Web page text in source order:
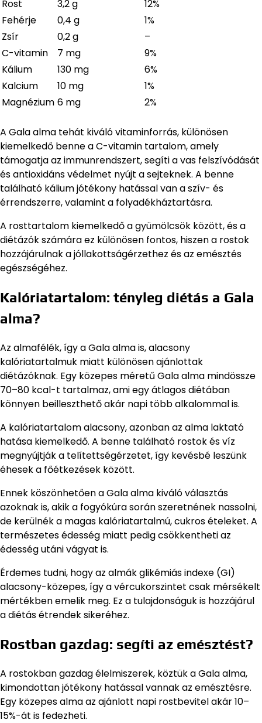
Rost 3,2 g
12%
Fehérje
0,4 g
1%
Zsír
0,2 g
–
C-vitamin
7 mg
9%
Kálium
130 mg
6%
Kalcium
10 mg
1%
Magnézium 6 mg 2%
A Gala alma tehát kiváló vitaminforrás, különösen
kiemelkedő benne a C-vitamin tartalom, amely
támogatja az immunrendszert, segíti a vas felszívódását
és antioxidáns védelmet nyújt a sejteknek. A benne
található kálium jótékony hatással van a szív- és
érrendszerre, valamint a folyadékháztartásra.
A rosttartalom kiemelkedő a gyümölcsök között, és a
diétázók számára ez különösen fontos, hiszen a rostok
hozzájárulnak a jóllakottságérzethez és az emésztés
egészségéhez.
Kalóriatartalom: tényleg diétás a Gala
alma?
Az almafélék, így a Gala alma is, alacsony
kalóriatartalmuk miatt különösen ajánlottak
diétázóknak. Egy közepes méretű Gala alma mindössze
70–80 kcal-t tartalmaz, ami egy átlagos diétában
könnyen beilleszthető akár napi több alkalommal is.
A kalóriatartalom alacsony, azonban az alma laktató
hatása kiemelkedő. A benne található rostok és víz
megnyújtják a telítettségérzetet, így kevésbé leszünk
éhesek a főétkezések között.
Ennek köszönhetően a Gala alma kiváló választás
azoknak is, akik a fogyókúra során szeretnének nassolni,
de kerülnék a magas kalóriatartalmú, cukros ételeket. A
természetes édesség miatt pedig csökkentheti az
édesség utáni vágyat is.
Érdemes tudni, hogy az almák glikémiás indexe (GI)
alacsony-közepes, így a vércukorszintet csak mérsékelt
mértékben emelik meg. Ez a tulajdonságuk is hozzájárul
a diétás étrendek sikeréhez.
Rostban gazdag: segíti az emésztést?
A rostokban gazdag élelmiszerek, köztük a Gala alma,
kimondottan jótékony hatással vannak az emésztésre.
Egy közepes alma az ajánlott napi rostbevitel akár 10–
15%-át is fedezheti.